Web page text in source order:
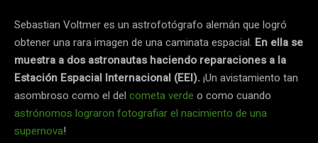
Sebastian Voltmer es un astrofotógrafo alemán que logró
obtener una rara imagen de una caminata espacial. En ella se
muestra a dos astronautas haciendo reparaciones a la
Estación Espacial Internacional (EEI). ¡Un avistamiento tan
asombroso como el del cometa verde o como cuando
astrónomos lograron fotografiar el nacimiento de una
supernova!